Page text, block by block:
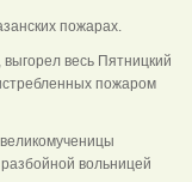
пожарах.
весь Пятницкий
пожаром
вольницей